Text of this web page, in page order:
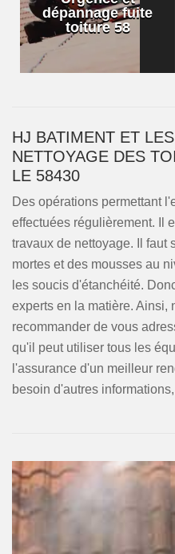
dépannage fuite
toiture 58
HJ BATIMENT ET
NETTOYAGE DES
LE 58430
Des opérations permettant
effectuées régulièrement. Il
travaux de nettoyage. Il faut
mortes et des mousses au
les soucis d'étanchéité.
experts en la matière. Ainsi,
recommander de vous
qu'il peut utiliser tous les
l'assurance d'un meilleur
besoin d'autres